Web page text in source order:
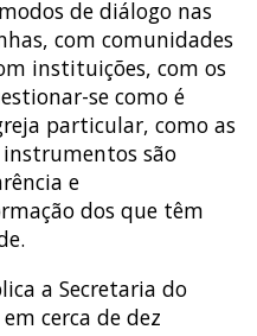
de diálogo nas
com comunidades
instituições, com os
se como é
particular, como as
instrumentos são
e
dos que têm
a Secretaria do
cerca de dez